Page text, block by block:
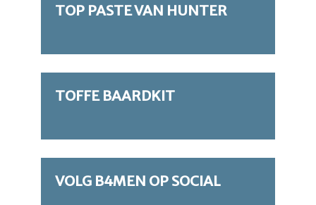
TOP PASTE VAN HUNTER
TOFFE BAARDKIT
VOLG B4MEN OP SOCIAL